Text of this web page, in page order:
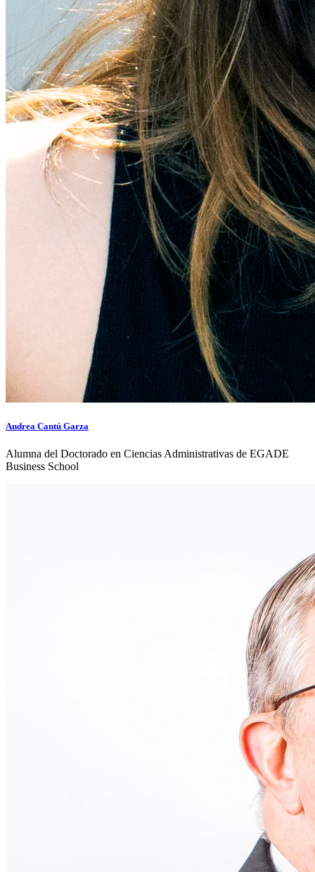
Andrea Cantú Garza
Alumna del Doctorado en Ciencias Administrativas de EGADE
Business School